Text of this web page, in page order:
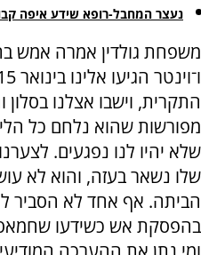
נעצר המחבל-רופא שידע איפה
משפחת גולדין אמרה אמש
התקרית, וישבו אצלנו בסלון
מפורשות שהוא נלחם כל
שלא יהיו לנו נפגעים.
שלו נשאר בעזה, והוא לא
הביתה. אף אחד לא הסביר
בהפסקת אש כשידעו